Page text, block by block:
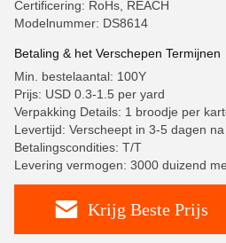
Certificering: RoHs, REACH
Modelnummer: DS8614
Betaling & het Verschepen Termijnen
Min. bestelaantal: 100Y
Prijs: USD 0.3-1.5 per yard
Verpakking Details: 1 broodje per
Levertijd: Verscheept in 3-5 dagen
Betalingscondities: T/T
Levering vermogen: 3000 duizend
Krijg Beste Prijs